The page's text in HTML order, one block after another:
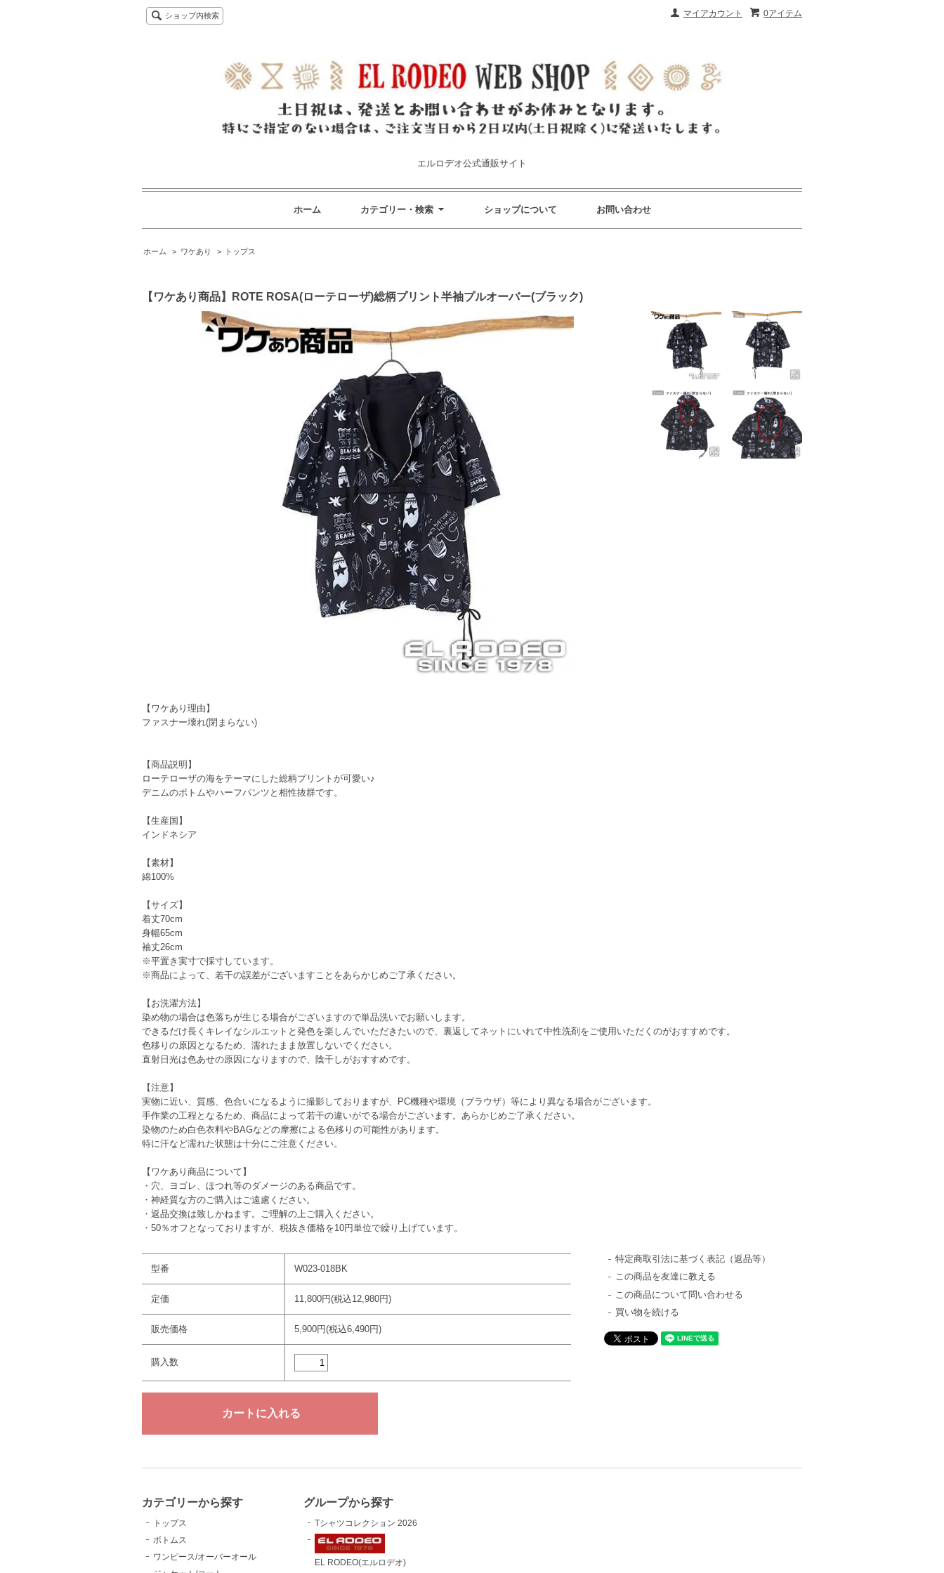
0アイテム
マイアカウント
ショップ内検索
エルロデオ公式通販サイト
ホーム カテゴリー・検索 ショップについて お問い合わせ
ホーム > ワケあり > トップス
【ワケあり商品】ROTE ROSA(ローテローザ)総柄プリント半袖プルオーバー(ブラック)
【ワケあり理由】
ファスナー壊れ(閉まらない)
【商品説明】
ローテローザの海をテーマにした総柄プリントが可愛い♪
デニムのボトムやハーフパンツと相性抜群です。
【生産国】
インドネシア
【素材】
綿100%
【サイズ】
着丈70cm
身幅65cm
袖丈26cm
※平置き実寸で採寸しています。
※商品によって、若干の誤差がございますことをあらかじめご了承ください。
【お洗濯方法】
染め物の場合は色落ちが生じる場合がございますので単品洗いでお願いします。
できるだけ長くキレイなシルエットと発色を楽しんでいただきたいので、裏返してネットにいれて中性洗剤をご使用いただくのがおすすめです。
色移りの原因となるため、濡れたまま放置しないでください。
直射日光は色あせの原因になりますので、陰干しがおすすめです。
【注意】
実物に近い、質感、色合いになるように撮影しておりますが、PC機種や環境（ブラウザ）等により異なる場合がございます。
手作業の工程となるため、商品によって若干の違いがでる場合がございます。あらかじめご了承ください。
染物のため白色衣料やBAGなどの摩擦による色移りの可能性があります。
特に汗など濡れた状態は十分にご注意ください。
【ワケあり商品について】
・穴、ヨゴレ、ほつれ等のダメージのある商品です。
・神経質な方のご購入はご遠慮ください。
・返品交換は致しかねます。ご理解の上ご購入ください。
・50％オフとなっておりますが、税抜き価格を10円単位で繰り上げています。
型番 W023-018BK
定価 11,800円(税込12,980円)
販売価格 5,900円(税込6,490円)
購入数
特定商取引法に基づく表記（返品等）
この商品を友達に教える
この商品について問い合わせる
買い物を続ける
カテゴリーから探す
トップス
ボトムス
ワンピース/オーバーオール
グループから探す
Tシャツコレクション 2026
EL RODEO(エルロデオ)